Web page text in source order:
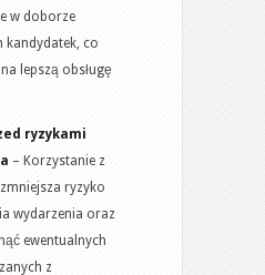
w doborze
kandydatek, co
lepszą obsługę
ryzykami
– Korzystanie z
ryzyko
wydarzenia oraz
ewentualnych
z